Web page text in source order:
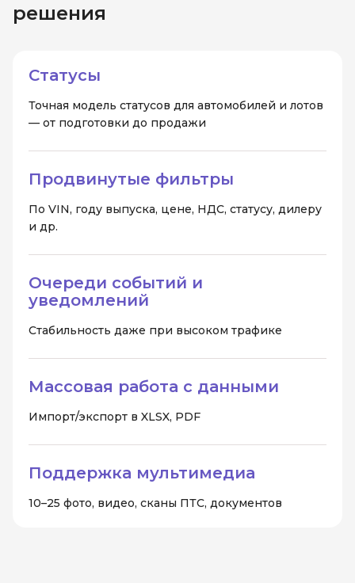
решения
Статусы
Точная модель статусов для автомобилей и лотов
— от подготовки до продажи
Продвинутые фильтры
По VIN, году выпуска, цене, НДС, статусу, дилеру
и др.
Очереди событий и
уведомлений
Стабильность даже при высоком трафике
Массовая работа с данными
Импорт/экспорт в XLSX, PDF
Поддержка мультимедиа
10–25 фото, видео, сканы ПТС, документов